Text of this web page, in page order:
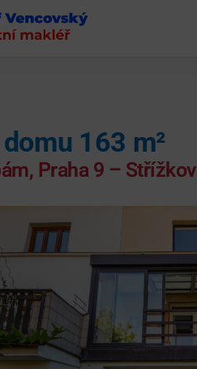
163 m²
Praha 9 – Střížkov